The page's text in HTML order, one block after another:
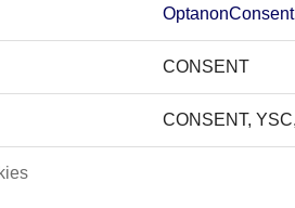
OptanonConsent
CONSENT
CONSENT,